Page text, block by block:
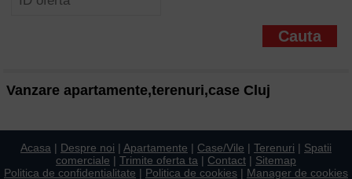
Vanzare apartamente,terenuri,case Cluj
Acasa | Despre noi | Apartamente | Case/Vile | Terenuri | Spatii
comerciale | Trimite oferta ta | Contact | Sitemap
Politica de confidentialitate | Politica de cookies | Manager de cookies